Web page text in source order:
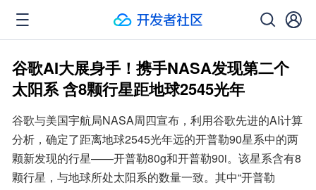
谷歌AI大展身手！携手NASA发现第二个
太阳系 含8颗行星距地球2545光年
谷歌与美国宇航局NASA周四宣布，利用谷歌先进的AI计算
分析，确定了距离地球2545光年远的开普勒90星系中的两
颗新发现的行星——开普勒80g和开普勒90i。该星系含有8
颗行星，与地球所处太阳系的数量一致。其中“开普勒